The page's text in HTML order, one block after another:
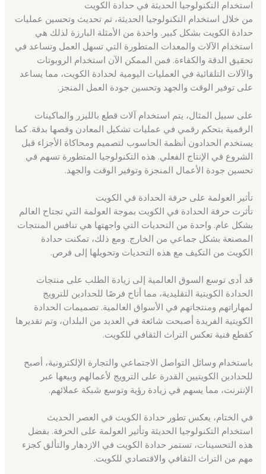
استخدام التكنولوجيا الحديثة في حدادة الكويت
من خلال استخدام التكنولوجيا الحديثة، تم تحديث وتحسين عمليات
حدادة الكويت بشكل كبير. واحدة من الأمثلة البارزة لذلك هي
استخدام الآلات والمعدات المتطورة التي تسهل العمل وتساعد في
تحقيق الدقة والكفاءة. فمن الممكن الآن استخدام الروبوتات
والآلات التلقائية في العمليات اليومية لحدادة الكويت، مما يساعد
على توفير الوقت والجهد وتحسين جودة العمل المنجز.
على سبيل المثال، يتم استخدام آلات قطع بالليزر والماكينات
الرقمية بتحكم رقمي في عمليات تشكيل المعادن وقصها بدقة. كما
يستخدم الحدادون أنظمة الحاسوب لتصميم ومحاكاة الأجزاء قبل
الشروع في الإنتاج الفعلي. هذه التكنولوجيا المتطورة تسهم في
تحسين جودة الأعمال المنجزة وتوفير الوقت والجهد.
تأثير العولمة على حرفة الحدادة في الكويت
تأثرت حرفة الحدادة في الكويت بموجة العولمة التي تجتاح العالم
بشكل عام. واحدة من التحديات التي واجهتها هي تنافس المنتجات
المصنعة بشكل جماعي من الخارج. ومع ذلك، تمكنت حدادة
الكويت من التكيف مع هذه التحديات وتحويلها إلى فرص.
قد أدى توسع السوق العالمية إلى زيادة الطلب على منتجات
الحدادة الكويتية التقليدية، مما أتاح فرصًا للحدادين للترويج
لمهاراتهم ومنتجاتهم في الأسواق العالمية. تصميمات الحدادة
الكويتية الفريدة أصبحت شائعة في العديد من البلدان، وتم تقديرها
كقطع فنية تعكس التراث الثقافي للكويت.
باستخدام وسائل التواصل الاجتماعي والتجارة الإلكترونية، أصبح
للحدادين الكويتيين القدرة على الترويج لأعمالهم وبيعها عبر
الإنترنت، مما يسهم في زيادة رؤية وتوسع شبكة عملائهم.
في الختام، يعكس تطور حدادة الكويت في العصر الحديث
استخدام التكنولوجيا الحديثة وتأثير العولمة على الحرفة. بفضل
هذه التحسينات، تستمر حدادة الكويت في الازدهار والتألق كجزء
مهم من التراث الثقافي والاقتصادي للكويت.